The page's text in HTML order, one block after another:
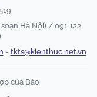
Hà Nội) / 091 122
- tkts@kienthuc.net.vn
của Báo